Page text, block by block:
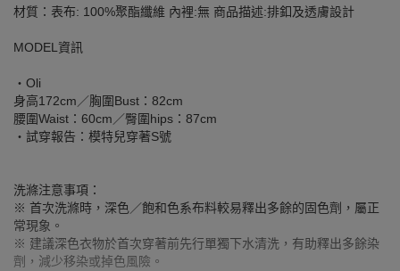
材質：表布: 100%聚酯纖維 內裡:無 商品描述:排釦及透膚設計
MODEL資訊
‧Oli
身高172cm／胸圍Bust：82cm
腰圍Waist：60cm／臀圍hips：87cm
‧試穿報告：模特兒穿著S號
洗滌注意事項：
※ 首次洗滌時，深色／飽和色系布料較易釋出多餘的固色劑，屬正
常現象。
※ 建議深色衣物於首次穿著前先行單獨下水清洗，有助釋出多餘染
劑，減少移染或掉色風險。